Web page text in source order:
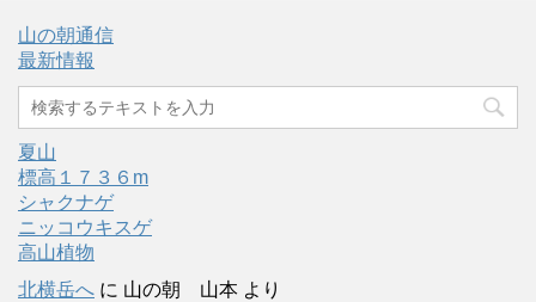
山の朝通信
最新情報
夏山
標高１７３６m
シャクナゲ
ニッコウキスゲ
高山植物
北横岳へ に 山の朝 山本 より